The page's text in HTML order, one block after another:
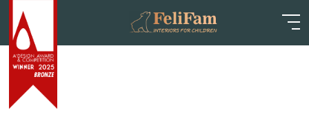
content
Home >La magia dei colori nella
stanza dei bambini: scegliere una tavolozza per il buon
umore e lo sviluppo del bambino